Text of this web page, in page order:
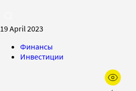
19 April 2023
Финансы
Инвестиции